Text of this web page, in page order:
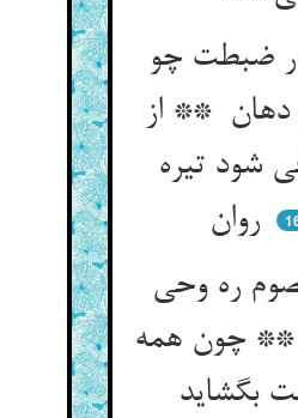
ضبطت چو
دهان ** از
شود تیره
ره وحی
چون همه
بگشاید